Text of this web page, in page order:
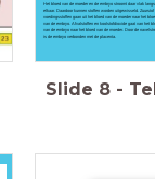
Het bloed van de moeder en de embryo stroomt daar vlak langs
elkaar. Daardoor kunnen stoffen worden uitgewisseld. Zuurstof
voedingsstoffen gaan uit het bloed van de moeder naar het
van de embryo. Afvalstoffen en koolstofdioxide gaat van het
van de embryo naar het bloed van de moeder. Door de
is de embryo verbonden met de placenta.
Slide 8 -